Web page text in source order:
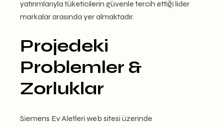
yatırımlarıyla tüketicilerin güvenle tercih ettiği lider
markalar arasında yer almaktadır.
Projedeki
Problemler &
Zorluklar
Siemens Ev Aletleri web sitesi üzerinde